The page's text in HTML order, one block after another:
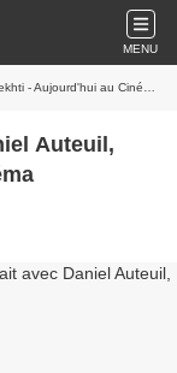
MENU
- Aujourd'hui au Cinéma
Auteuil,